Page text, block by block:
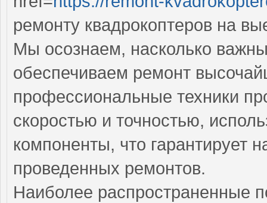
ремонту квадрокоптеров на
Мы осознаем, насколько
обеспечиваем ремонт
профессиональные техники
скоростью и точностью,
компоненты, что гарантирует
проведенных ремонтов.
Наиболее распространенные